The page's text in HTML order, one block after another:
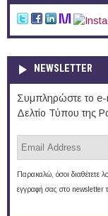
NEWSLETTER
Συμπληρώστε το e-
Δελτίο Τύπου της
Παρακαλώ, όσοι διαθέτετε
εγγραφή σας στο